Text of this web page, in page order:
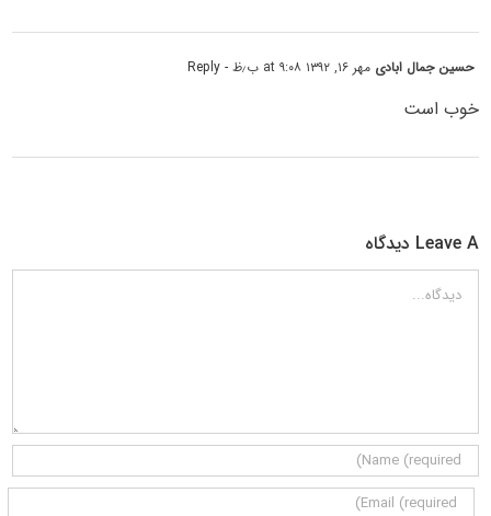
حسین جمال ابادی مهر ۱۶, ۱۳۹۲ at ۹:۰۸ ب٫ظ - Reply
خوب است
Leave A دیدگاه
دیدگاه